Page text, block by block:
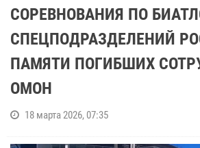
СОРЕВНОВАНИЯ ПО
СПЕЦПОДРАЗДЕЛЕНИЙ
ПАМЯТИ ПОГИБШИХ
ОМОН
18 марта 2026, 07:35